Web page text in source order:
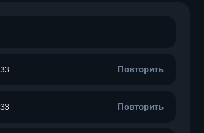
Повторить
Повторить